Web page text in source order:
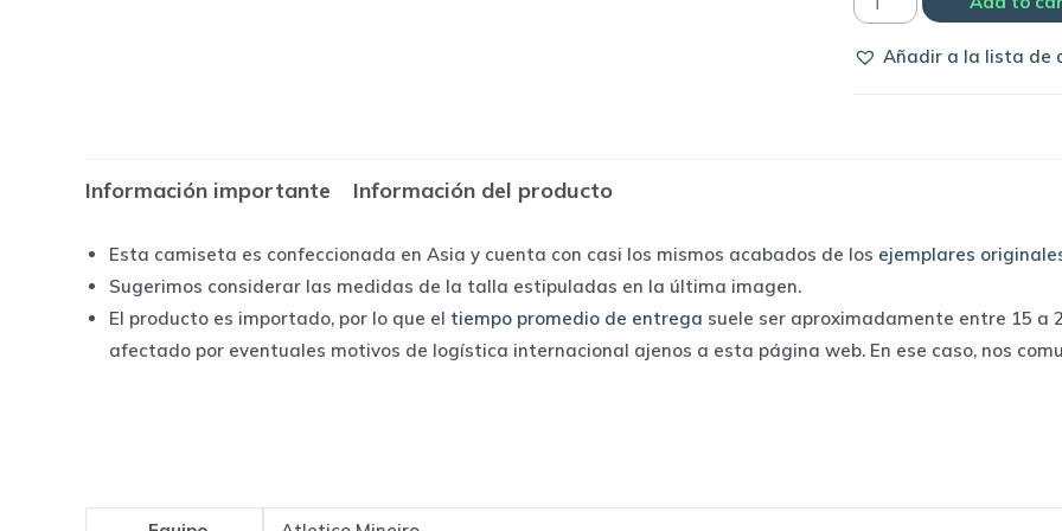
Mineiro
quantity
Añadir a la lista de
Información importante Información del producto
Esta camiseta es confeccionada en Asia y cuenta con casi los mismos acabados de los ejemplares
Sugerimos considerar las medidas de la talla estipuladas en la última imagen.
El producto es importado, por lo que el tiempo promedio de entrega suele ser aproximadamente entre 15 a
afectado por eventuales motivos de logística internacional ajenos a esta página web. En ese caso, nos